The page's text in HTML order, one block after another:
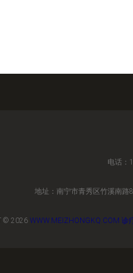
电话：
地址：南宁市青秀区竹溪南
© 2026 WWW.MEIZHONGKQ.COM 诊